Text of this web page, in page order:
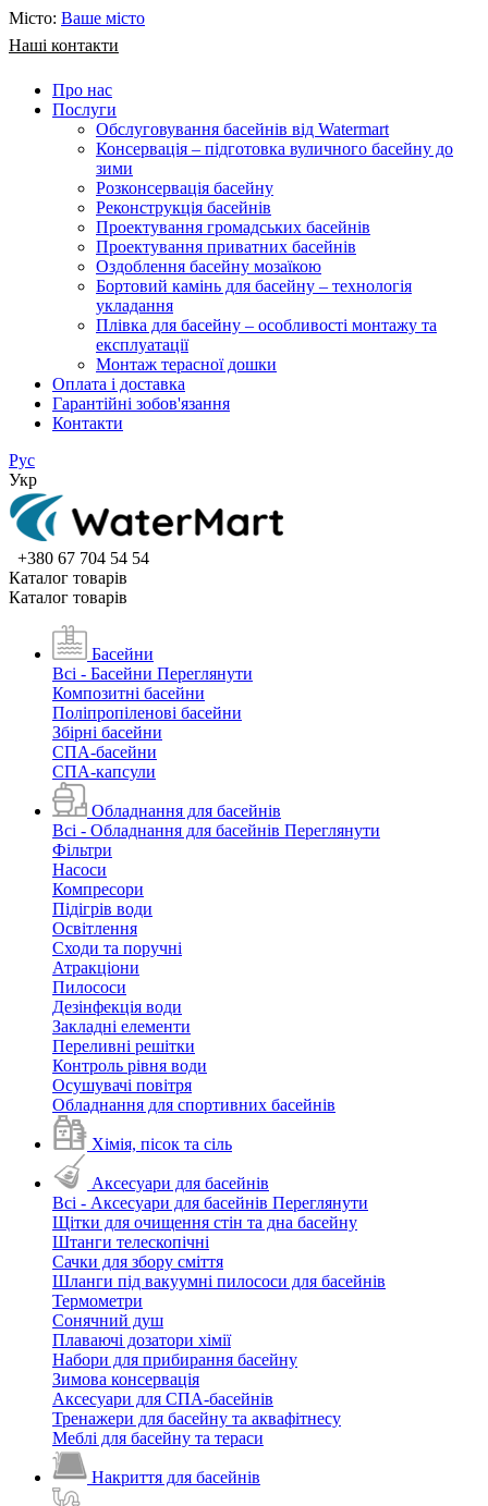
Місто: Ваше місто
Наші контакти
Про нас
Послуги
Обслуговування басейнів від Watermart
Консервація – підготовка вуличного басейну до
зими
Розконсервація басейну
Реконструкція басейнів
Проектування громадських басейнів
Проектування приватних басейнів
Оздоблення басейну мозаїкою
Бортовий камінь для басейну – технологія
укладання
Плівка для басейну – особливості монтажу та
експлуатації
Монтаж терасної дошки
Оплата і доставка
Гарантійні зобов'язання
Контакти
Рус
Укр
+380 67 704 54 54
Каталог товарiв
Каталог товарiв
Басейни
Всі - Басейни Переглянути
Композитні басейни
Поліпропіленові басейни
Збірні басейни
СПА-басейни
СПА-капсули
Обладнання для басейнів
Всі - Обладнання для басейнів Переглянути
Фільтри
Насоси
Компресори
Підігрів води
Освітлення
Сходи та поручні
Атракціони
Пилососи
Дезінфекція води
Закладні елементи
Переливні решітки
Контроль рівня води
Осушувачі повітря
Обладнання для спортивних басейнів
Хімія, пісок та сіль
Аксесуари для басейнів
Всі - Аксесуари для басейнів Переглянути
Щітки для очищення стін та дна басейну
Штанги телескопічні
Сачки для збору сміття
Шланги під вакуумні пилососи для басейнів
Термометри
Сонячний душ
Плаваючі дозатори хімії
Набори для прибирання басейну
Зимова консервація
Аксесуари для СПА-басейнів
Тренажери для басейну та аквафітнесу
Меблі для басейну та тераси
Накриття для басейнів